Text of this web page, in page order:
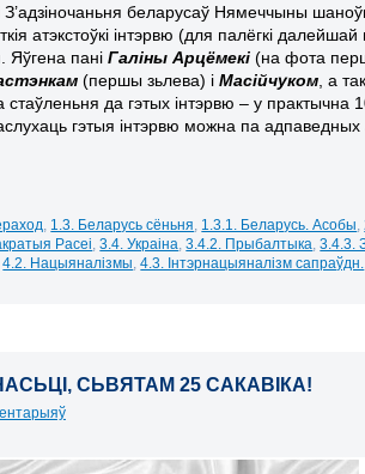
З’адзіночаньня беларусаў Нямеччыны
атэкстоўкі інтэрвю (для палёгкі
Яўгена пані Галіны Арцёмекі(на фота
(першы зьлева) і Масійчуком , а
да гэтых інтэрвю – у практычна
гэтыя інтэрвю можна па
1.3. Беларусь сёньня 1.3.1. Беларусь. Асобы ,
Расеі ,3.4. Украіна ,3.4.2. Прыбалтыка ,3.4.3.
,4.2. Нацыяналізмы ,4.3. Інтэрнацыяналізм сапраўдн.
СЬВЯТАМ 25 САКАВІКА!